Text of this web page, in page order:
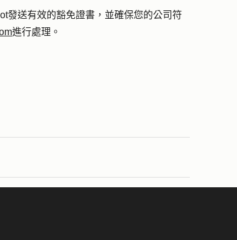
發送有效的豁免證書，並確保您的公司符
進行處理。